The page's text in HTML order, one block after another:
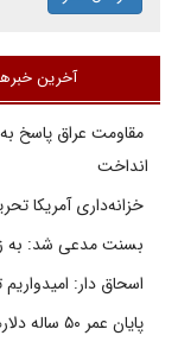
آخرین
مقاومت عراق پاسخ
انداخت
خزانه‌داری آمریکا
بسنت مدعی شد: به
اسحاق دار:
پایان عمر ۵۰ ساله دلارهای نفتی به دست ایران